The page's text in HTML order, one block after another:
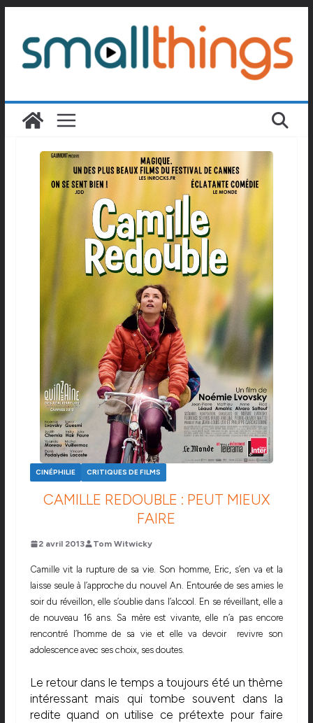
contenu
CINÉPHILIE CRITIQUES DE FILMS
CAMILLE REDOUBLE : PEUT MIEUX
FAIRE
2 avril 2013 Tom Witwicky
Camille vit la rupture de sa vie. Son homme, Eric, s’en va et la
laisse seule à l’approche du nouvel An. Entourée de ses amies le
soir du réveillon, elle s’oublie dans l’alcool. En se réveillant, elle a
de nouveau 16 ans. Sa mère est vivante, elle n’a pas encore
rencontré l’homme de sa vie et elle va devoir revivre son
adolescence avec ses choix, ses doutes.
Le retour dans le temps a toujours été un thème
intéressant mais qui tombe souvent dans la
redite quand on utilise ce prétexte pour faire